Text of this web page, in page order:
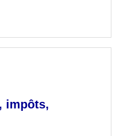
impôts,